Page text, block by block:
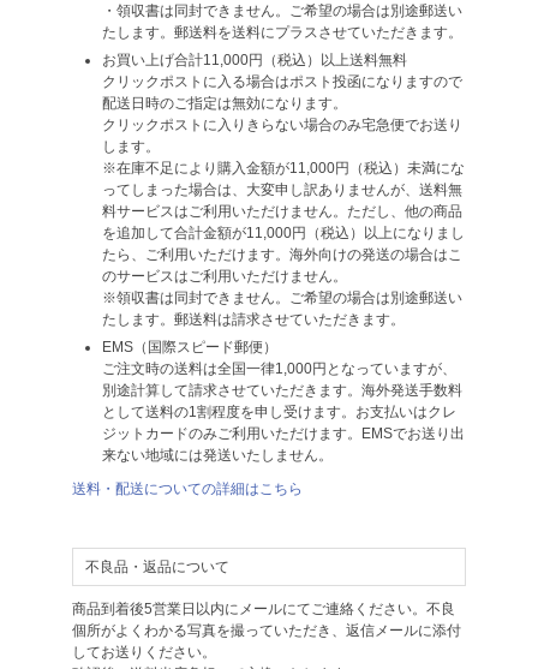
・領収書は同封できません。ご希望の場合は別途郵送い
たします。郵送料を送料にプラスさせていただきます。
お買い上げ合計11,000円（税込）以上送料無料
クリックポストに入る場合はポスト投函になりますので
配送日時のご指定は無効になります。
クリックポストに入りきらない場合のみ宅急便でお送り
します。
※在庫不足により購入金額が11,000円（税込）未満にな
ってしまった場合は、大変申し訳ありませんが、送料無
料サービスはご利用いただけません。ただし、他の商品
を追加して合計金額が11,000円（税込）以上になりまし
たら、ご利用いただけます。海外向けの発送の場合はこ
のサービスはご利用いただけません。
※領収書は同封できません。ご希望の場合は別途郵送い
たします。郵送料は請求させていただきます。
EMS（国際スピード郵便）
ご注文時の送料は全国一律1,000円となっていますが、
別途計算して請求させていただきます。海外発送手数料
として送料の1割程度を申し受けます。お支払いはクレ
ジットカードのみご利用いただけます。EMSでお送り出
来ない地域には発送いたしません。
送料・配送についての詳細はこちら
不良品・返品について
商品到着後5営業日以内にメールにてご連絡ください。不良
個所がよくわかる写真を撮っていただき、返信メールに添付
してお送りください。